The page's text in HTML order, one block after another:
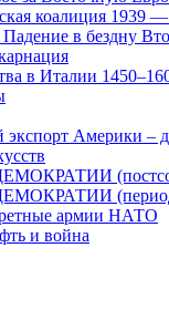
коалиция 1939
в бездну
в Италии
Америки –
(период
армии НАТО
и война